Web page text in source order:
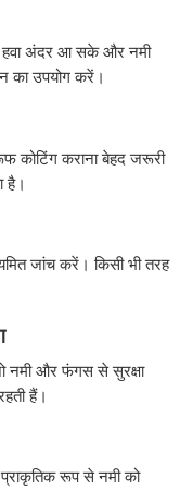
हवा अंदर आ सके और नमी
का उपयोग करें।
कोटिंग कराना बेहद जरूरी
है।
जांच करें। किसी भी तरह
नमी और फंगस से सुरक्षा
हैं।
रूप से नमी को